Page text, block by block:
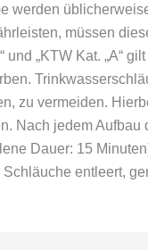
werden
müssen
„KTW Kat. „A“
zu vermeiden.
Nach jedem Aufbau
Dauer: 15
entleert,